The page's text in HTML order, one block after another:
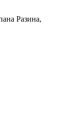
Разина,